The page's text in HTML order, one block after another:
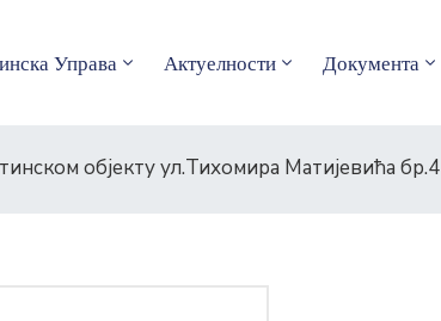
Управа Актуелности Документа
објекту ул.Тихомира Матијевића бр.4